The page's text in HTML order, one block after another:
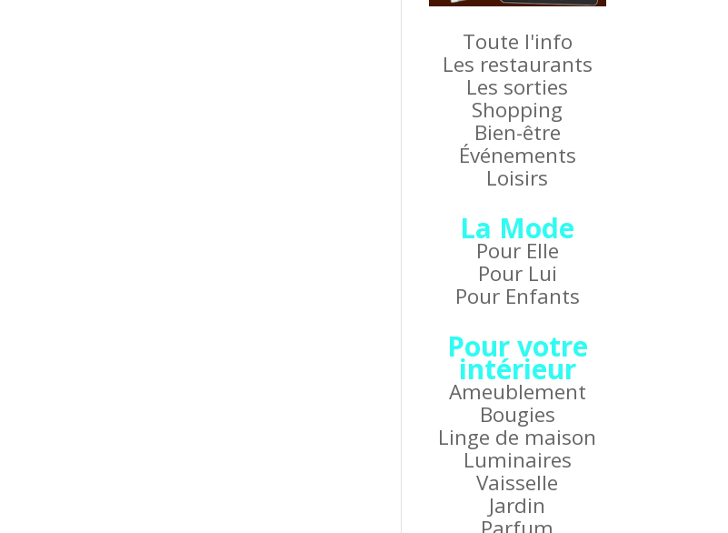
Toute l'info
Les restaurants
Les sorties
Shopping
Bien-être
Événements
Loisirs
La Mode
Pour Elle
Pour Lui
Pour Enfants
Pour votre
intérieur
Ameublement
Bougies
Linge de maison
Luminaires
Vaisselle
Jardin